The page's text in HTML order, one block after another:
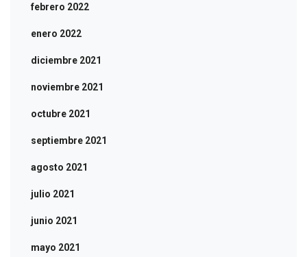
febrero 2022
enero 2022
diciembre 2021
noviembre 2021
octubre 2021
septiembre 2021
agosto 2021
julio 2021
junio 2021
mayo 2021